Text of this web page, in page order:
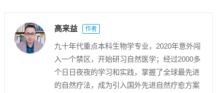
高来益 作者
九十年代重点本科生物学专业，2020年意外闯
入一个禁区，开始研习自然医学；经过2000多
个日日夜夜的学习和实践，掌握了全球最先进
的自然疗法，成为引入国外先进自然疗愈方案